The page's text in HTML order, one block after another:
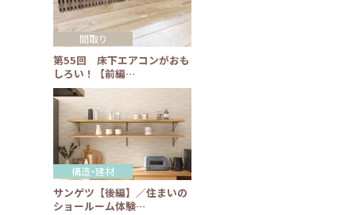
第55回 床下エアコンがおも
しろい！【前編…
間取り
サンゲツ【後編】／住まいの
ショールーム体験…
構造・建材